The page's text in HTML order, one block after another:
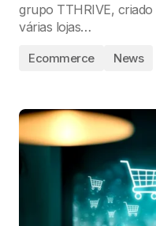
grupo TTHRIVE,
várias lojas…
Ecommerce News